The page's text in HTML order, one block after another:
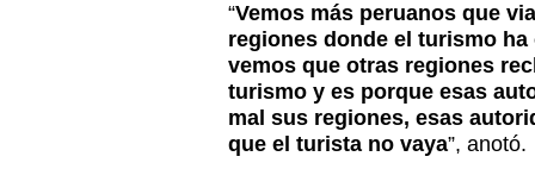
“Vemos más peruanos que
regiones donde el turismo
vemos que otras regiones
turismo y es porque esas
mal sus regiones, esas
que el turista no vaya”, anotó.